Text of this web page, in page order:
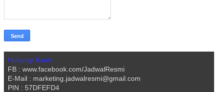
Hubungi Kami :
FB : www.facebook.com/JadwalResmi
E-Mail : marketing.jadwalresmi@gmail.com
PIN : 57DFEFD4